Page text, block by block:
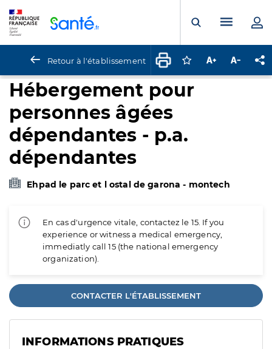
Ouvrir laMenu
Retour à l'établissement Connectez-vous
Augmenter la
Hébergement pour
personnes âgées
dépendantes - p.a.
dépendantes
Ehpad le parc et l ostal de garona - montech
En cas d'urgence vitale, contactez le 15. If you
experience or witness a medical emergency,
immediatly call 15 (the national emergency
organization).
CONTACTER L'ÉTABLISSEMENT
INFORMATIONS PRATIQUES